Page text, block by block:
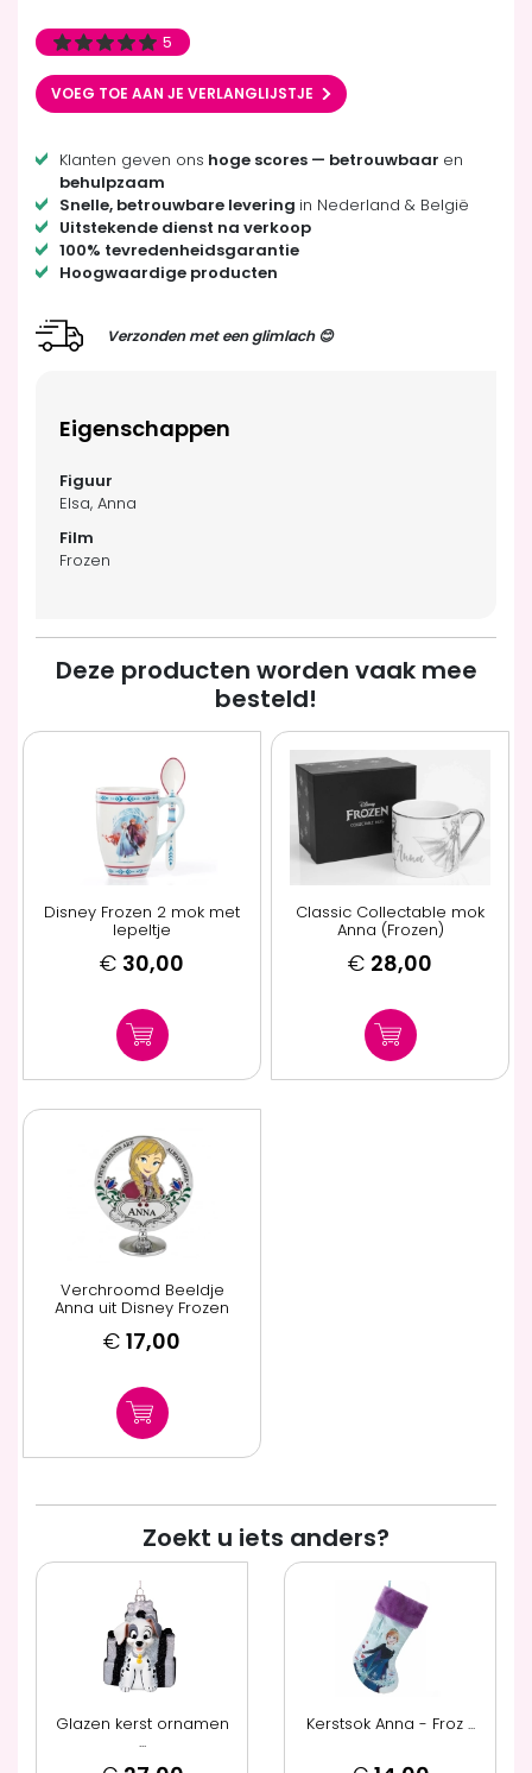
5
VOEG TOE AAN JE VERLANGLIJSTJE
Klanten geven ons hoge scores — betrouwbaar en
behulpzaam
Snelle, betrouwbare levering in Nederland & België
Uitstekende dienst na verkoop
100% tevredenheidsgarantie
Hoogwaardige producten
Verzonden met een glimlach 😊
Eigenschappen
Elsa, Anna
Frozen
Deze producten worden vaak mee
besteld!
Disney Frozen 2 mok met
lepeltje
€ 30,00
Classic Collectable mok
Anna (Frozen)
€ 28,00
Verchroomd Beeldje
Anna uit Disney Frozen
€ 17,00
Zoekt u iets anders?
Glazen kerst ornamen
...
Kerstsok Anna - Froz ...